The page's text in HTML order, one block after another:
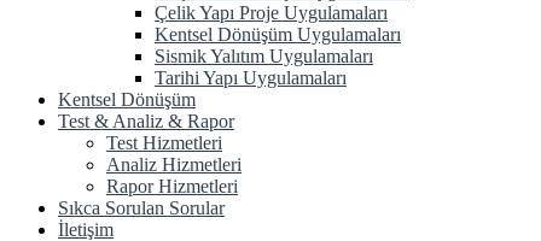
Çelik Yapı Proje Uygulamaları
Kentsel Dönüşüm Uygulamaları
Sismik Yalıtım Uygulamaları
Tarihi Yapı Uygulamaları
Kentsel Dönüşüm
Test & Analiz & Rapor
Test Hizmetleri
Analiz Hizmetleri
Rapor Hizmetleri
Sıkca Sorulan Sorular
İletişim